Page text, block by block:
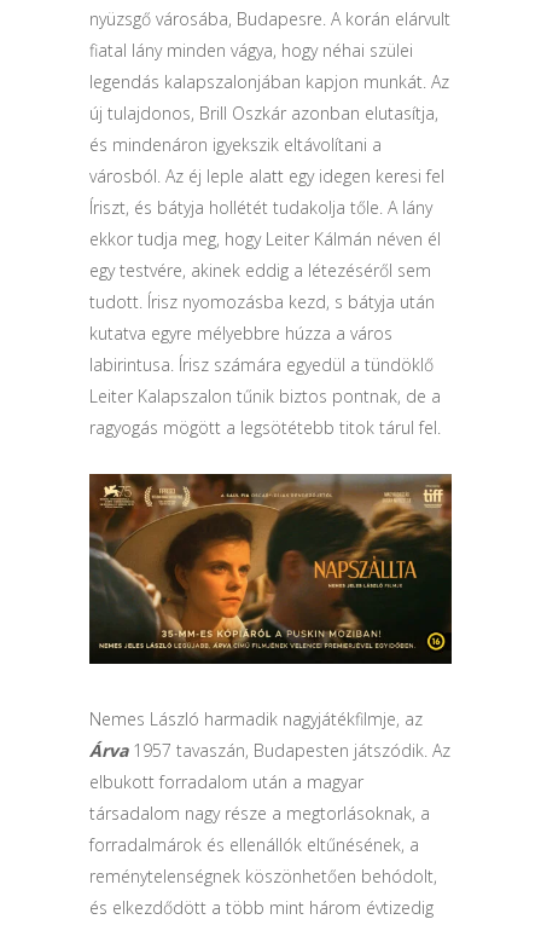
nyüzsgő városába, Budapesre. A korán elárvult
fiatal lány minden vágya, hogy néhai szülei
legendás kalapszalonjában kapjon munkát. Az
új tulajdonos, Brill Oszkár azonban elutasítja,
és mindenáron igyekszik eltávolítani a
városból. Az éj leple alatt egy idegen keresi fel
Íriszt, és bátyja hollétét tudakolja tőle. A lány
ekkor tudja meg, hogy Leiter Kálmán néven él
egy testvére, akinek eddig a létezéséről sem
tudott. Írisz nyomozásba kezd, s bátyja után
kutatva egyre mélyebbre húzza a város
labirintusa. Írisz számára egyedül a tündöklő
Leiter Kalapszalon tűnik biztos pontnak, de a
ragyogás mögött a legsötétebb titok tárul fel.
Nemes László harmadik nagyjátékfilmje, az
Árva 1957 tavaszán, Budapesten játszódik. Az
elbukott forradalom után a magyar
társadalom nagy része a megtorlásoknak, a
forradalmárok és ellenállók eltűnésének, a
reménytelenségnek köszönhetően behódolt,
és elkezdődött a több mint három évtizedig